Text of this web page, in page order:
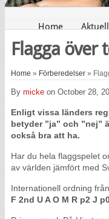
Home
Flagga över
Home » Förberedelser »
By micke on October 28,
Enligt vissa länders
betyder ”ja” och ”nej”
också bra att ha.
Har du hela flaggspelet
av världen jämfört med
Internationell ordning
F 2nd U A O M R p2 J